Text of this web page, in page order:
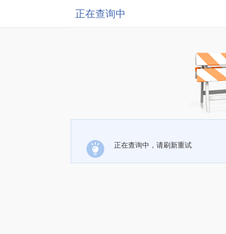
正在查询中
正在查询中，请刷新重试